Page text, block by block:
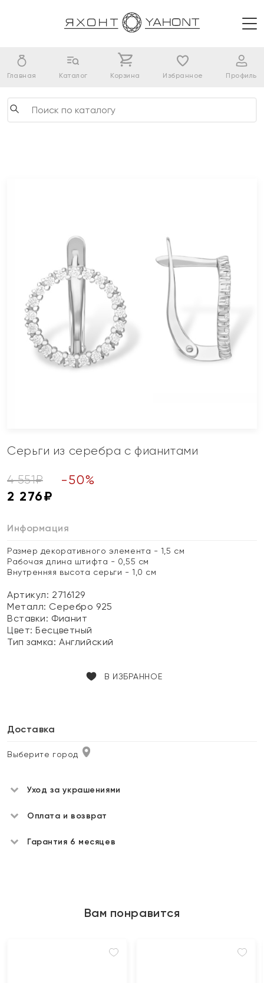
Главная Каталог Корзина Избранное Профиль
Серьги из серебра с фианитами
4 551₽ -50%
2 276₽
Информация
Размер декоративного элемента - 1,5 см
Рабочая длина штифта - 0,55 см
Внутренняя высота серьги - 1,0 см
Артикул: 2716129
Металл: Серебро 925
Вставки: Фианит
Цвет:Бесцветный
Тип замка:Английский
В ИЗБРАННОЕ
Доставка
Выберите город
Уход за украшениями
Оплата и возврат
Гарантия 6 месяцев
Вам понравится